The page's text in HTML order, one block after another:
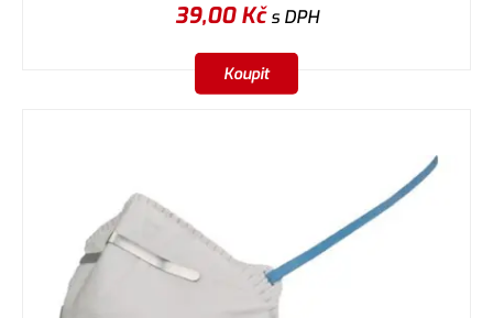
39,00Kčs DPH
Koupit